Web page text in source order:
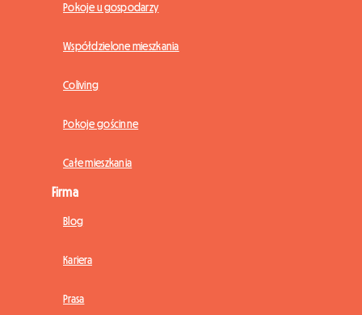
Pokoje u gospodarzy
Współdzielone mieszkania
Coliving
Pokoje gościnne
Całe mieszkania
Firma
Blog
Kariera
Prasa